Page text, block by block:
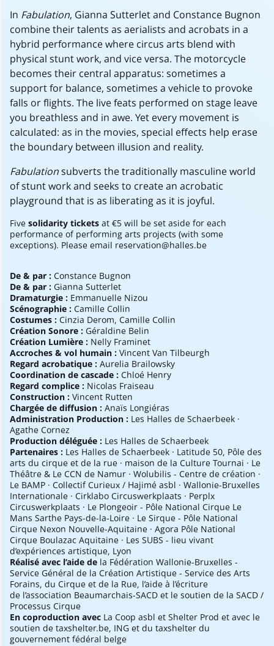
In Fabulation, Gianna Sutterlet and Constance Bugnon
combine their talents as aerialists and acrobats in a
hybrid performance where circus arts blend with
physical stunt work, and vice versa. The motorcycle
becomes their central apparatus: sometimes a
support for balance, sometimes a vehicle to provoke
falls or flights. The live feats performed on stage leave
you breathless and in awe. Yet every movement is
calculated: as in the movies, special effects help erase
the boundary between illusion and reality.
Fabulationsubverts the traditionally masculine world
of stunt work and seeks to create an acrobatic
playground that is as liberating as it is joyful.
Five solidarity tickets at €5 will be set aside for each
performance of performing arts projects (with some
exceptions). Please email reservation@halles.be
De & par : Constance Bugnon
De & par : Gianna Sutterlet
Dramaturgie : Emmanuelle Nizou
Scénographie : Camille Collin
Costumes : Cinzia Derom, Camille Collin
Création Sonore : Géraldine Belin
Création Lumière : Nelly Framinet
Accroches & vol humain : Vincent Van Tilbeurgh
Regard acrobatique : Aurelia Brailowsky
Coordination de cascade : Chloé Henry
Regard complice : Nicolas Fraiseau
Construction : Vincent Rutten
Chargée de diffusion : Anaïs Longiéras
Administration Production : Les Halles de Schaerbeek ·
Agathe Cornez
Production déléguée : Les Halles de Schaerbeek
Partenaires : Les Halles de Schaerbeek · Latitude 50, Pôle des
arts du cirque et de la rue · maison de la Culture Tournai · Le
Théâtre & Le CCN de Namur · Wolubilis - Centre de création ·
Le BAMP · Collectif Curieux / Hajimé asbl · Wallonie-Bruxelles
Internationale · Cirklabo Circuswerkplaats · Perplx
Circuswerkplaats · Le Plongeoir - Pôle National Cirque Le
Mans Sarthe Pays-de-la-Loire · Le Sirque - Pôle National
Cirque Nexon Nouvelle-Aquitaine · Agora Pôle National
Cirque Boulazac Aquitaine · Les SUBS - lieu vivant
d’expériences artistique, Lyon
Réalisé avec l’aide de la Fédération Wallonie-Bruxelles -
Service Général de la Création Artistique - Service des Arts
Forains, du Cirque et de la Rue, l’aide à l’écriture
de l’association Beaumarchais-SACD et le soutien de la SACD /
Processus Cirque
En coproduction avec La Coop asbl et Shelter Prod et avec le
soutien de taxshelter.be, ING et du taxshelter du
gouvernement fédéral belge